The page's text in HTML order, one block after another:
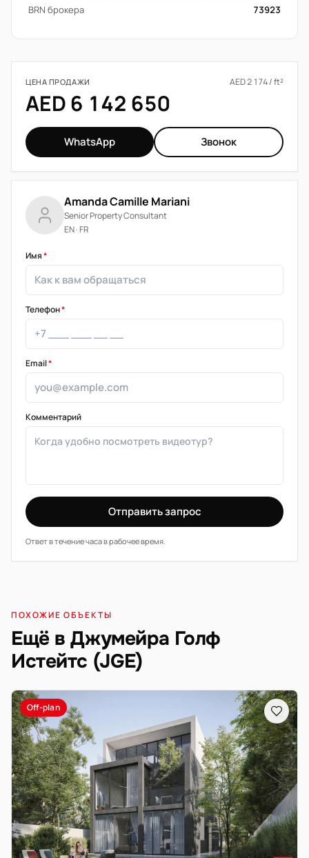
BRN брокера
73923
ЦЕНА ПРОДАЖИ AED 2 174 / ft²
AED 6 142 650
WhatsApp Звонок
Amanda Camille Mariani
Senior Property Consultant
EN · FR
Имя*
Телефон*
Email*
Комментарий
Отправить запрос
Ответ в течение часа в рабочее время.
ПОХОЖИЕ ОБЪЕКТЫ
Ещё в Джумейра Голф
Истейтс (JGE)
Off-plan